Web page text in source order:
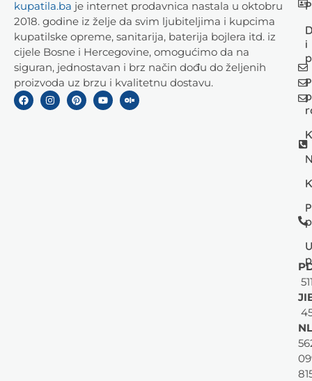
kupatila.ba je internet prodavnica nastala u oktobru
2018. godine iz želje da svim ljubiteljima i kupcima
kupatilske opreme, sanitarija, baterija bojlera itd. iz
cijele Bosne i Hercegovine, omogućimo da na
siguran, jednostavan i brz način dođu do željenih
proizvoda uz brzu i kvalitetnu dostavu.
i